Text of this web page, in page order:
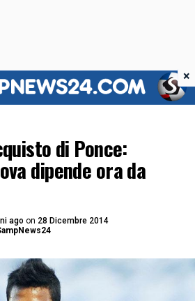
di Ponce:
dipende ora da
ago on 28 Dicembre 2014
×